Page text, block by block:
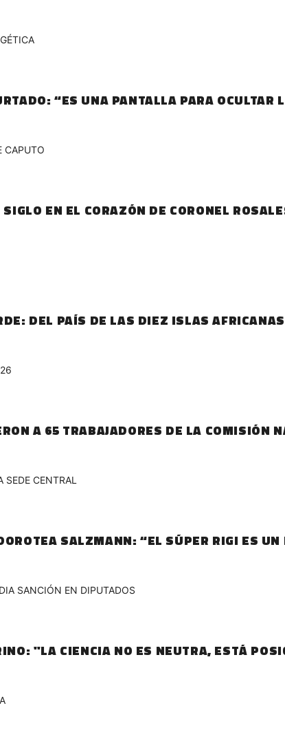
“ES UNA PANTALLA PARA OCULTAR
CAPUTO
EN EL CORAZÓN DE CORONEL
DEL PAÍS DE LAS DIEZ ISLAS
A 65 TRABAJADORES DE LA COMISIÓN
CENTRAL
SALZMANN: “EL SÚPER RIGI ES
SANCIÓN EN DIPUTADOS
"LA CIENCIA NO ES NEUTRA, ESTÁ